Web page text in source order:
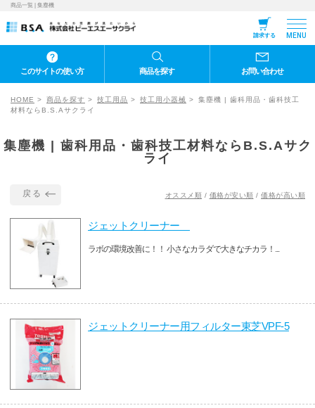
商品一覧 | 集塵機
請求する MENU
このサイトの使い方 商品を探す お問い合わせ
HOME 商品を探す 技工用品 技工用小器械
集塵機 | 歯科用品・歯科技工
材料ならB.S.Aサクライ
集塵機 | 歯科用品・歯科技工材料ならB.S.Aサク
ライ
戻る オススメ順 / 価格が安い順 / 価格が高い順
ジェットクリーナー
ラボの環境改善に！！ 小さなカラダで大きなチカラ！...
ジェットクリーナー用フィルター東芝VPF-5